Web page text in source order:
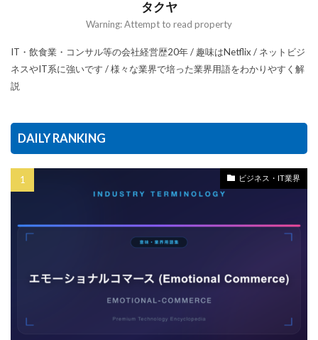
タクヤ
Warning: Attempt to read property
IT・飲食業・コンサル等の会社経営歴20年 / 趣味はNetflix / ネットビジ
ネスやIT系に強いです / 様々な業界で培った業界用語をわかりやすく解
説
DAILY RANKING
ビジネス・IT業界